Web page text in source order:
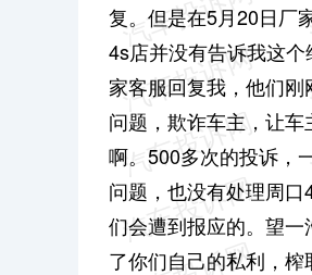
复。但是在5月20日厂
4s店并没有告诉我这
家客服回复我，他们
问题，欺诈车主，让
啊。500多次的投诉，
问题，也没有处理周
们会遭到报应的。望
了你们自己的私利，